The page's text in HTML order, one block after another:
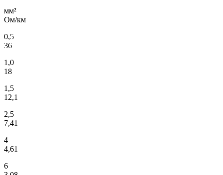
мм²
Ом/км
0,5
36
1,0
18
1,5
12,1
2,5
7,41
4
4,61
6